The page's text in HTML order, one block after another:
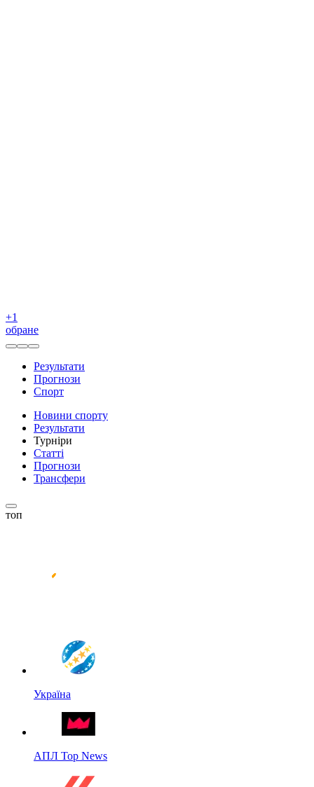
+1
обране
Результати
Прогнози
Спорт
Новини спорту
Результати
Турніри
Статті
Прогнози
Трансфери
топ
Україна
АПЛ Top News